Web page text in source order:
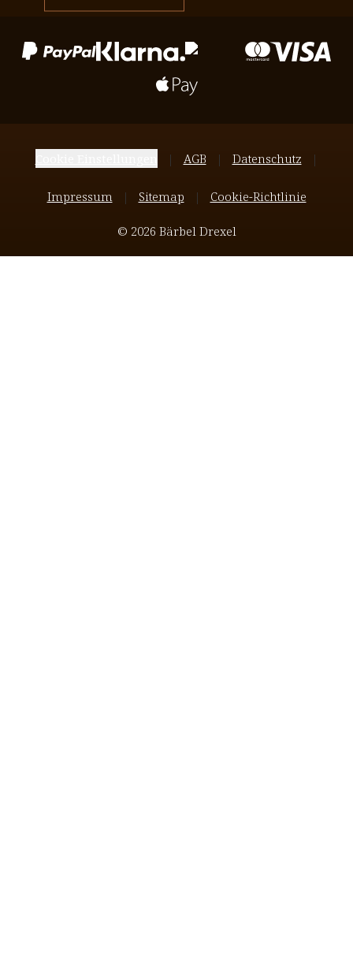
AGB Datenschutz
Impressum Sitemap Cookie-Richtlinie
© 2026 Bärbel Drexel